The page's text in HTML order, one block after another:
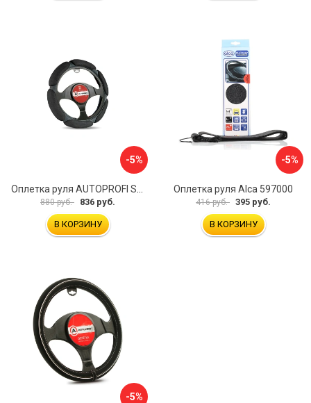
-5%
880 руб. 836 руб.
В КОРЗИНУ
-5%
Оплетка руля Alca 597000
416 руб. 395 руб.
В КОРЗИНУ
-5%